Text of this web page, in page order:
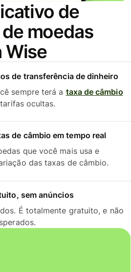
de
moedas
Wise
de transferência de dinheiro
sempre terá a taxa de câmbio
ocultas.
de câmbio em tempo real
que você mais usa e
das taxas de câmbio.
sem anúncios
É totalmente gratuito, e não